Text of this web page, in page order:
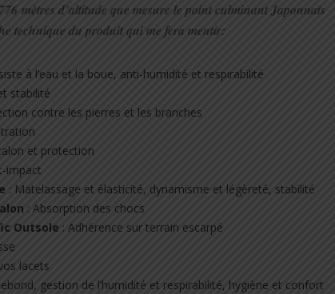
mètres d’altitude que mesure le point culminant Japonnais
technique du produit qui me fera mentir:
à l’eau et la boue, anti-humidité et respirabilité
stabilité
contre les pierres et les branches
et protection
impact
: Matelassage et élasticité, dynamisme et légèreté, stabilité
: Absorption des chocs
Outsole : Adhérence sur terrain escarpé
lacets
gestion de l’humidité et respirabilité, hygiène et confort